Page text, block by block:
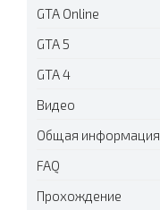
GTA Online
GTA 5
GTA 4
Видео
Общая информация
FAQ
Прохождение